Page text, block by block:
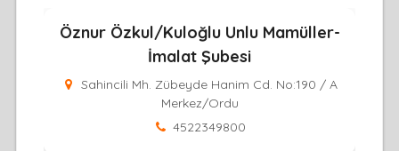
Öznur Özkul/Kuloğlu Unlu Mamüller-
İmalat Şubesi
Sahincili Mh. Zübeyde Hanim Cd. No:190 / A
Merkez/Ordu
4522349800